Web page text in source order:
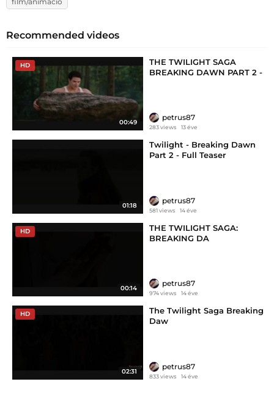
Recommended videos
HD
00:49
THE TWILIGHT SAGA
BREAKING DAWN PART 2 -
petrus87
283 views 13 éve
01:18
Twilight - Breaking Dawn
Part 2 - Full Teaser
petrus87
581 views 14 éve
HD
00:14
THE TWILIGHT SAGA:
BREAKING DA
petrus87
974 views 14 éve
HD
02:31
The Twilight Saga Breaking
Daw
petrus87
833 views 14 éve